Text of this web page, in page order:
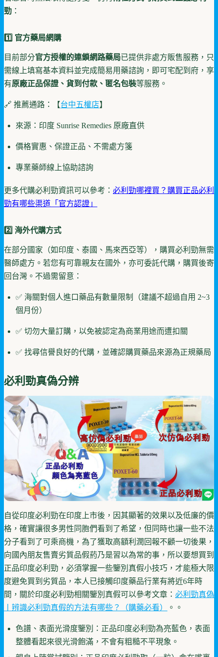
勁 ：
1️⃣ 官方藥局網購
目前部分官方授權的連鎖網路藥局已提供非處方販售服務，只
需線上填寫基本資料並完成簡易用藥諮詢，即可宅配到府，享
有原廠正品保證、貨到付款、匿名包裝等服務。
🔗 推薦通路：【台中五權店】
來源：印度 Sunrise Remedies 原廠直供
價格實惠、保證正品、不需處方箋
專業藥師線上協助諮詢
更多代購必利勁資訊可以參考： 必利勁哪裡買？購買正品必利
勁有哪些渠道「官方認證」
2️⃣ 海外代購方式
在部分國家（如印度、泰國、馬來西亞等），購買必利勁無需
醫師處方。若您有可靠親友在國外，亦可委託代購，購買後寄
回台灣。不過需留意：
✅ 海關對個人進口藥品有數量限制（建議不超過自用 2~3
個月份）
✅ 切勿大量訂購，以免被認定為商業用途而遭扣關
✅ 找尋信譽良好的代購，並確認購買藥品來源為正規藥局
必利勁真偽分辨
自從印度必利勁在印度上市後，因其顯著的效果以及低廉的價
格，確實讓很多男性同胞們看到了希望，但同時也讓一些不法
分子看到了可乘商機，為了獲取高額利潤回報不顧一切後果，
向國內朋友售賣劣質品假葯乃是習以為常的事，所以要想買到
正品印度必利勁，必須掌握一些鑒別真假小技巧，才能極大限
度避免買到劣質品，本人已接觸印度藥品行業有將近6年時
間，關於印度必利勁相關鑒別真假可以參考文章： 必利勁真偽
丨辨識必利勁真假的方法有哪些？（購藥必看）
。。
色譜、表面光滑度鑒別：正品印度必利勁為亮藍色，表面
整體看起來很光滑飽滿，不會有粗糙不平現象。